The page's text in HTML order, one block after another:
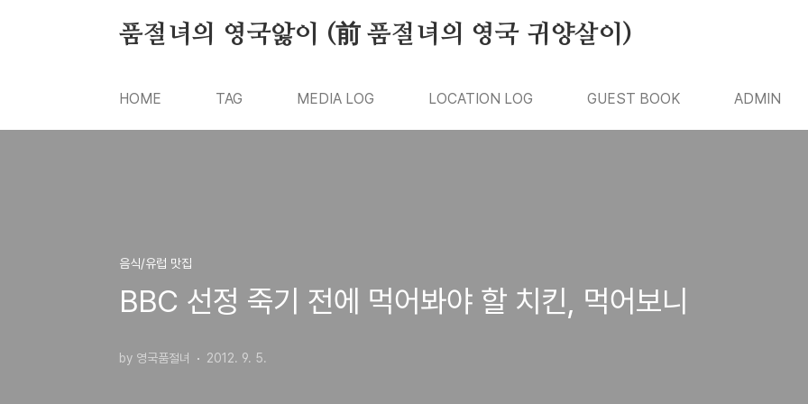
품절녀의 영국앓이 (前 품절녀의 영국 귀양살이)
HOME TAG MEDIA LOG LOCATION LOG GUEST BOOK ADMIN
음식/유럽 맛집
BBC 선정 죽기 전에 먹어봐야 할 치킨, 먹어보니
by 영국품절녀 2012. 9. 5.